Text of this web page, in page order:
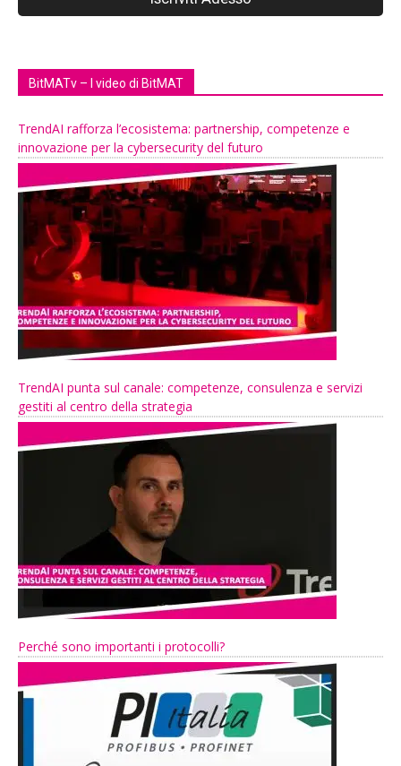
BitMATv – I video di BitMAT
TrendAI rafforza l’ecosistema: partnership, competenze e
innovazione per la cybersecurity del futuro
TrendAI punta sul canale: competenze, consulenza e servizi
gestiti al centro della strategia
Perché sono importanti i protocolli?